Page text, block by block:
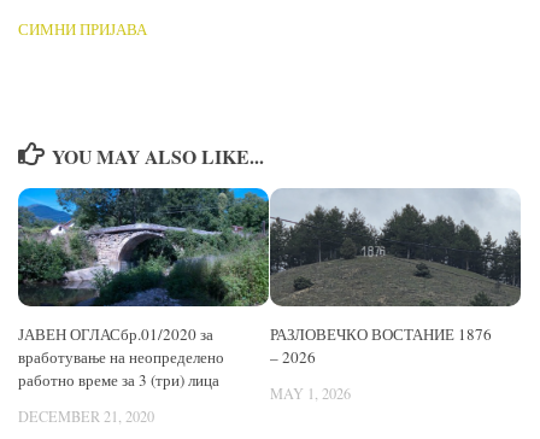
СИМНИ ПРИЈАВА
YOU MAY ALSO LIKE...
ЈАВЕН ОГЛАСбр.01/2020 за
вработување на неопределено
работно време за 3 (три) лица
DECEMBER 21, 2020
РАЗЛОВЕЧКО ВОСТАНИЕ 1876
– 2026
MAY 1, 2026